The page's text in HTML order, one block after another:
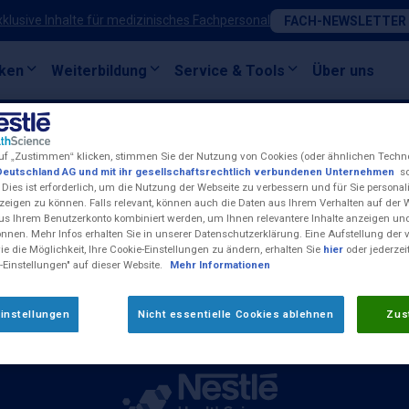
Inhalte für medizinisches Fachpersonal FACH-NEWSLETTER
Weiterbildung Service & Tools Über uns
Uhr und Freitag
Kontakt
Impressum
Nestlé Health Science
Cookie-Einstellungen
Compliance-Meldungen
„Zustimmen“ klicken, stimmen Sie der Nutzung von Cookies (oder ähnlichen
AG und mit ihr gesellschaftsrechtlich verbundenen Unternehmen
Dies ist erforderlich, um die Nutzung der Webseite zu verbessern und für Sie
zu können. Falls relevant, können auch die Daten aus Ihrem Verhalten auf der
Ihrem Benutzerkonto kombiniert werden, um Ihnen relevantere Inhalte anzeigen
Mehr Infos erhalten Sie in unserer Datenschutzerklärung. Eine Aufstellung der
die Möglichkeit, Ihre Cookie-Einstellungen zu ändern, erhalten Sie hier oder
Einstellungen" auf dieser Website.
Mehr Informationen
Nicht essentielle Cookies ablehnen